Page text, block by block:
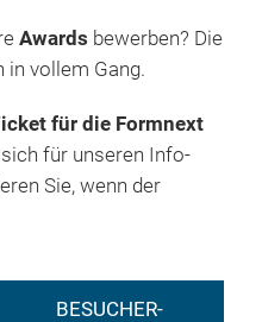
Awards bewerben? Die
in vollem Gang.
für die Formnext
für unseren Info-
Sie, wenn der
BESUCHER-